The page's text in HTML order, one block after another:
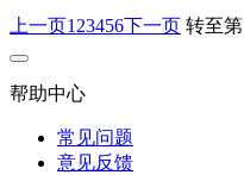
上一页1 23456下一页 转至第
帮助中心
常见问题
意见反馈